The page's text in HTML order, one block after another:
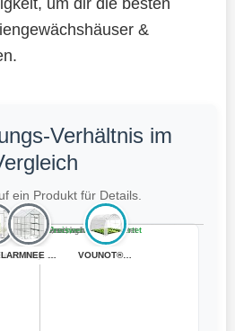
&
Verhältnis im
ein Produkt für Details.
Teuer, gut bewertet
Teuer, schlecht bewertet
Preiswert, gut bewertet
Preiswert, schlecht bewertet
VOUNOT® Gewächs...
Sekey Gewächsha...